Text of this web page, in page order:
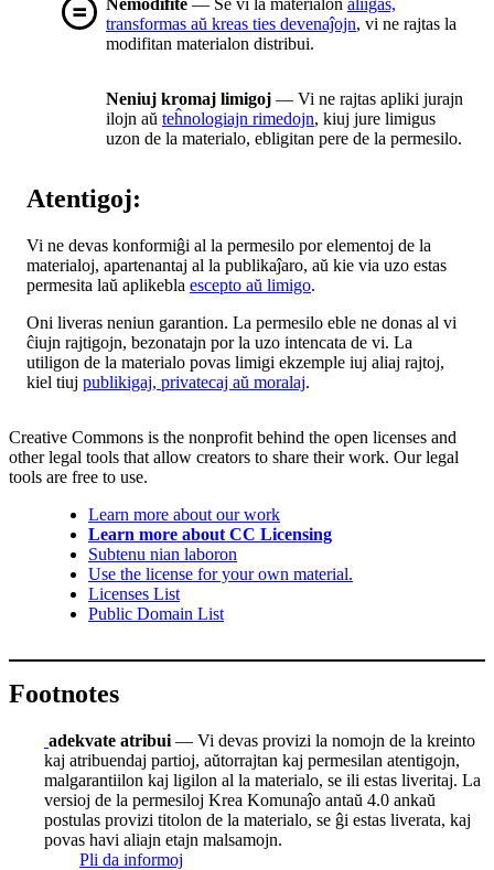
Nemodifite — Se vi la materialon aliigas,
transformas aŭ kreas ties devenaĵojn, vi ne rajtas la
modifitan materialon distribui.
Neniuj kromaj limigoj — Vi ne rajtas apliki jurajn
ilojn aŭ teĥnologiajn rimedojn, kiuj jure limigus
uzon de la materialo, ebligitan pere de la permesilo.
Atentigoj:
Vi ne devas konformiĝi al la permesilo por elementoj de la
materialoj, apartenantaj al la publikaĵaro, aŭ kie via uzo estas
permesita laŭ aplikebla escepto aŭ limigo.
Oni liveras neniun garantion. La permesilo eble ne donas al vi
ĉiujn rajtigojn, bezonatajn por la uzo intencata de vi. La
utiligon de la materialo povas limigi ekzemple iuj aliaj rajtoj,
kiel tiuj publikigaj, privatecaj aŭ moralaj.
Creative Commons is the nonprofit behind the open licenses and
other legal tools that allow creators to share their work. Our legal
tools are free to use.
Learn more about our work
Learn more about CC Licensing
Subtenu nian laboron
Use the license for your own material.
Licenses List
Public Domain List
Footnotes
adekvate atribui — Vi devas provizi la nomojn de la kreinto
kaj atribuendaj partioj, aŭtorrajtan kaj permesilan atentigojn,
malgarantiilon kaj ligilon al la materialo, se ili estas liveritaj. La
versioj de la permesiloj Krea Komunaĵo antaŭ 4.0 ankaŭ
postulas provizi titolon de la materialo, se ĝi estas liverata, kaj
povas havi aliajn etajn malsamojn.
Pli da informoj